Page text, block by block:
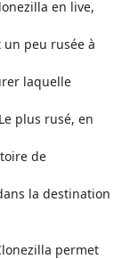
en live,
un peu rusée à
laquelle
plus rusé, en
de
la destination
permet